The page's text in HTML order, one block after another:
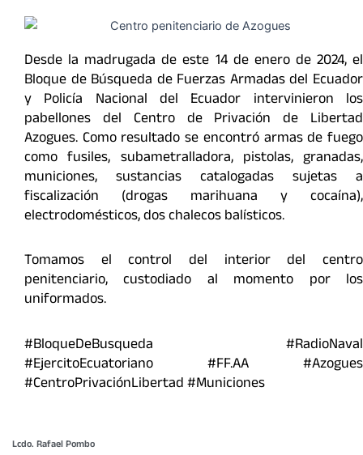
Desde la madrugada de este 14 de enero de 2024, el
Bloque de Búsqueda de Fuerzas Armadas del Ecuador
y Policía Nacional del Ecuador intervinieron los
pabellones del Centro de Privación de Libertad
Azogues. Como resultado se encontró armas de fuego
como fusiles, subametralladora, pistolas, granadas,
municiones, sustancias catalogadas sujetas a
fiscalización (drogas marihuana y cocaína),
electrodomésticos, dos chalecos balísticos.
Tomamos el control del interior del centro
penitenciario, custodiado al momento por los
uniformados.
#BloqueDeBusqueda #RadioNaval
#EjercitoEcuatoriano #FF.AA #Azogues
#CentroPrivaciónLibertad #Municiones
Lcdo. Rafael Pombo